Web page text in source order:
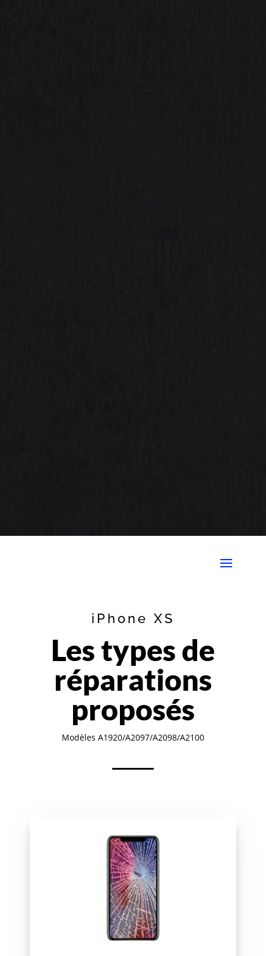
iPhone XS
Les types de
réparations
proposés
Modèles A1920/A2097/A2098/A2100